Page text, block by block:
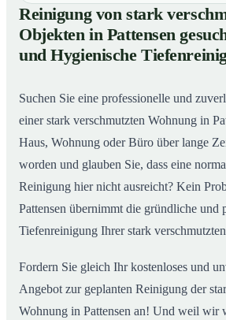
01Reinigung von stark verschmutzten
Pattensen gesucht: Gründliche und
Tiefenreinigung
02So reinigen unsere Profis stark
Reinigung von stark
Objekten in Pattensen
und Hygienische
Suchen Sie eine professionelle und
einer stark verschmutzten Wohnung in
Haus, Wohnung oder Büro über lange
worden und glauben Sie, dass eine
Reinigung hier nicht ausreicht? Kein
Pattensen übernimmt die gründliche und
Tiefenreinigung Ihrer stark
Fordern Sie gleich Ihr kostenloses und
Angebot zur geplanten Reinigung der
Wohnung in Pattensen an! Und weil wir